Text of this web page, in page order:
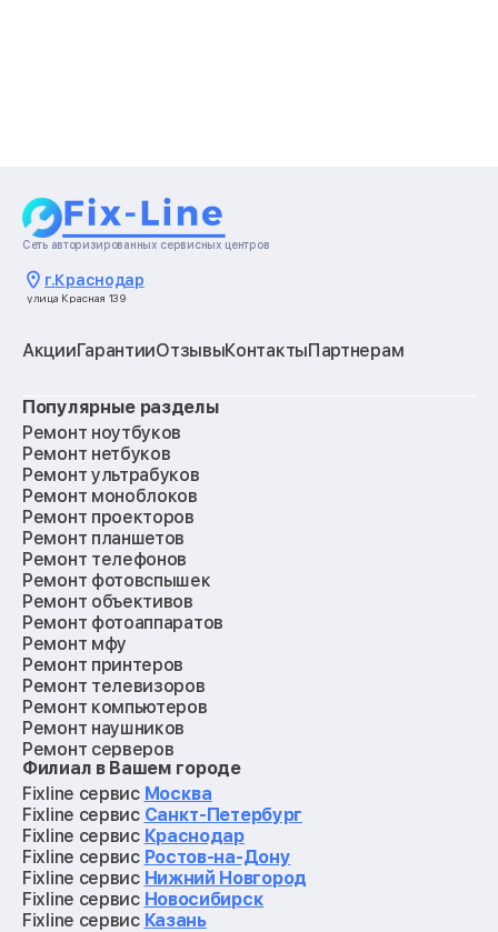
Сеть авторизированных сервисных центров
г.Краснодар
улица Красная 139
АкцииГарантииОтзывыКонтактыПартнерам
Популярные разделы
Ремонт ноутбуков
Ремонт нетбуков
Ремонт ультрабуков
Ремонт моноблоков
Ремонт проекторов
Ремонт планшетов
Ремонт телефонов
Ремонт фотовспышек
Ремонт объективов
Ремонт фотоаппаратов
Ремонт мфу
Ремонт принтеров
Ремонт телевизоров
Ремонт компьютеров
Ремонт наушников
Ремонт серверов
Ремонт мониторов
Ремонт квадрокоптеров
Ремонт электросамокатов
Ремонт материнских плат
Ремонт видеокарт
Ремонт кофемашин
Ремонт vr систем
Ремонт игровых приставок
Филиал в Вашем городе
Fixline сервис Москва
Fixline сервис Санкт-Петербург
Fixline сервис Краснодар
Fixline сервис Ростов-на-Дону
Fixline сервис Нижний Новгород
Fixline сервис Новосибирск
Fixline сервис Казань